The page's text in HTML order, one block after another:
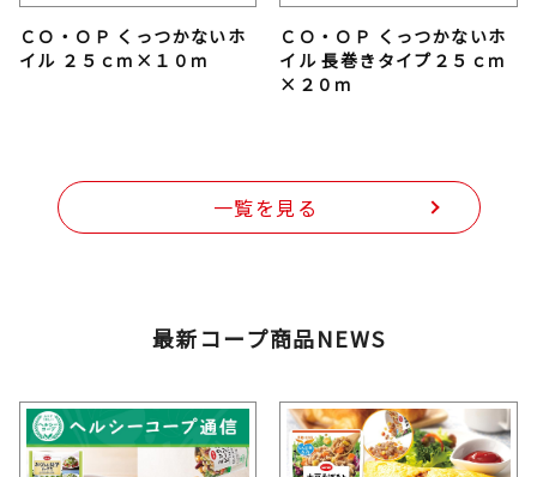
ＣＯ・ＯＰ くっつかないホ
イル ２５ｃｍ×１０ｍ
ＣＯ・ＯＰ くっつかないホ
イル 長巻きタイプ２５ｃｍ
×２０ｍ
一覧を見る
最新コープ商品NEWS